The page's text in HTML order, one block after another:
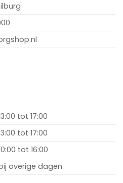
tot 17:00
tot 17:00
tot 16:00
overige dagen